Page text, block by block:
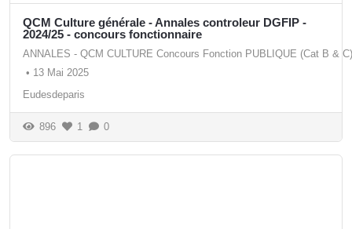
QCM Culture générale - Annales controleur DGFIP -
2024/25 - concours fonctionnaire
ANNALES - QCM CULTURE Concours Fonction PUBLIQUE (Cat B & C)
• 13 Mai 2025
Eudesdeparis
896 1 0